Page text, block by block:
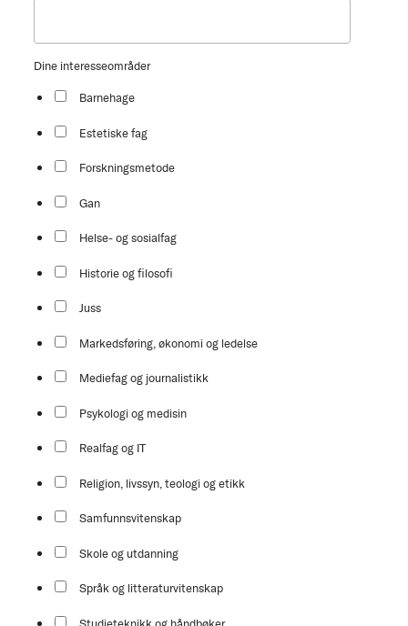
Dine interesseområder
Barnehage
Estetiske fag
Forskningsmetode
Gan
Helse- og sosialfag
Historie og filosofi
Juss
Markedsføring, økonomi og ledelse
Mediefag og journalistikk
Psykologi og medisin
Realfag og IT
Religion, livssyn, teologi og etikk
Samfunnsvitenskap
Skole og utdanning
Språk og litteraturvitenskap